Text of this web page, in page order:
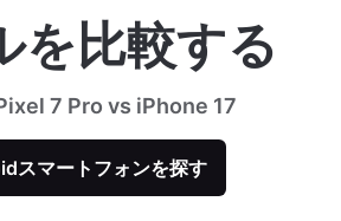
を比較する
7 Pro vs iPhone 17
スマートフォンを探す